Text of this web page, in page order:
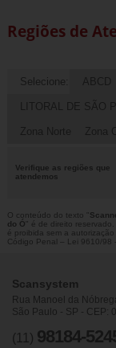
Regiões de
Selecione: ABCD
LITORAL DE SÃO
Zona Norte Zona
Verifique as regiões que
atendemos
O conteúdo do texto "
do Ó " é de direito
é proibida sem a
Código Penal –
Lei 9610/98
Scansystem
Rua Manoel da
São Paulo - SP - CEP:
(11) 98184-